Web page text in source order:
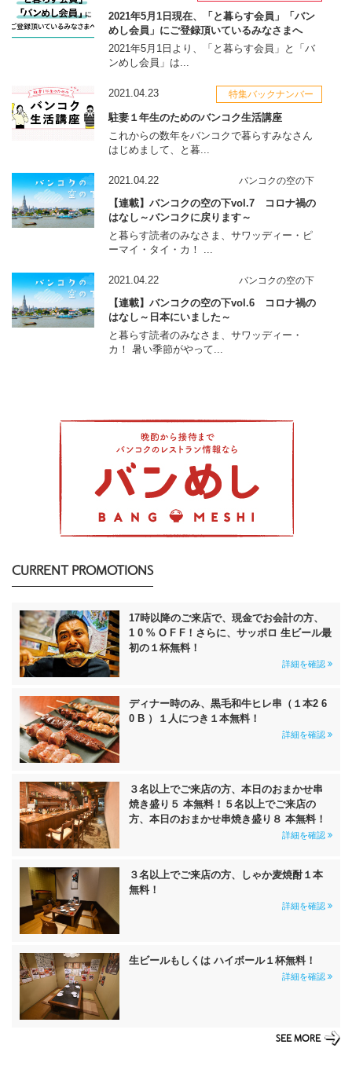
2021年5月1日現在、「と暮らす会員」「バン
めし会員」にご登録頂いているみなさまへ
2021年5月1日より、「と暮らす会員」と「バ
ンめし会員」は...
2021.04.23 特集バックナンバー
駐妻１年生のためのバンコク生活講座
これからの数年をバンコクで暮らすみなさん
はじめまして、と暮...
2021.04.22 バンコクの空の下
【連載】バンコクの空の下vol.7 コロナ禍の
はなし～バンコクに戻ります～
と暮らす読者のみなさま、サワッディー・ピ
ーマイ・タイ・カ！ ...
2021.04.22 バンコクの空の下
【連載】バンコクの空の下vol.6 コロナ禍の
はなし～日本にいました～
と暮らす読者のみなさま、サワッディー・
カ！ 暑い季節がやって...
CURRENT PROMOTIONS
17時以降のご来店で、現金でお会計の方、
1 0 % O F F！さらに、サッポロ 生ビール最
初の１杯無料！
詳細を確認
ディナー時のみ、黒毛和牛ヒレ串（１本2 6
0 B ）１人につき１本無料！
詳細を確認
３名以上でご来店の方、本日のおまかせ串
焼き盛り５ 本無料！５名以上でご来店の
方、本日のおまかせ串焼き盛り８ 本無料！
詳細を確認
３名以上でご来店の方、しゃか麦焼酎１本
無料！
詳細を確認
生ビールもしくは ハイボール１杯無料！
詳細を確認
SEE MORE